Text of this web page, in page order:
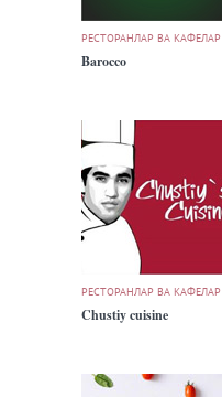
РЕСТОРАНЛАР ВА КАФЕЛАР
Barocco
РЕСТОРАНЛАР ВА КАФЕЛАР
Chustiy cuisine